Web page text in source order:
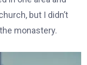
but I didn’t
monastery.